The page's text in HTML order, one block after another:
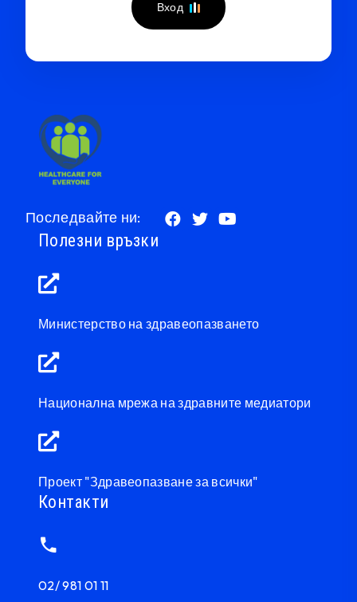
Вход
Последвайте ни:
Полезни връзки
Министерство на здравеопазването
Национална мрежа на здравните медиатори
Проект "Здравеопазване за всички"
Контакти
02/ 981 01 11